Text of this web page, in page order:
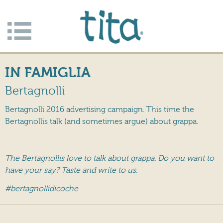
menu
IN FAMIGLIA
Bertagnolli
Bertagnolli 2016 advertising campaign. This time the
Bertagnollis talk (and sometimes argue) about grappa.
The Bertagnollis love to talk about grappa. Do you want to
have your say? Taste and write to us.
#bertagnollidicoche